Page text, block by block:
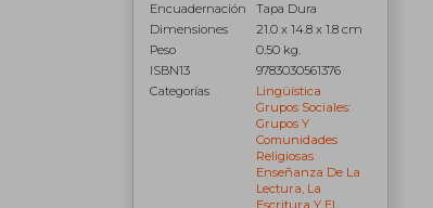
Encuadernación
Tapa Dura
Dimensiones
21.0 x 14.8 x 1.8 cm
Peso
0.50 kg.
ISBN13
9783030561376
Categorías
Lingüística
Grupos Sociales:
Grupos Y
Comunidades
Religiosas
Enseñanza De La
Lectura, La